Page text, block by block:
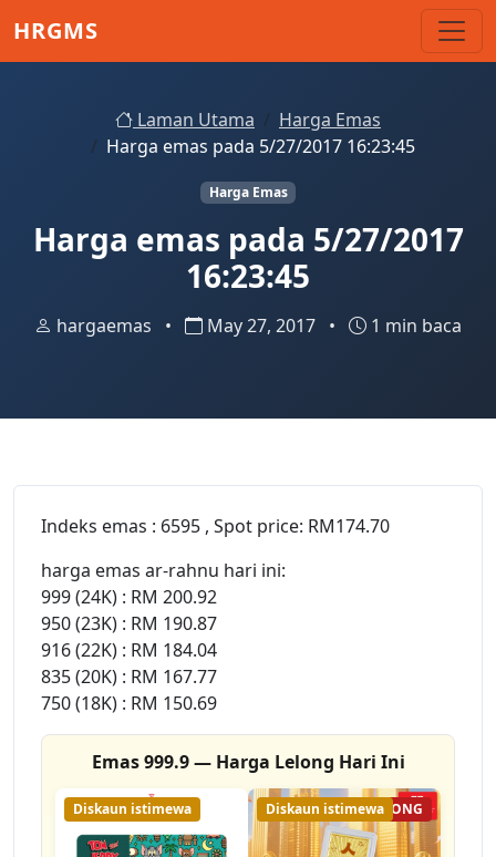
HRGMS
Laman Utama
Harga Emas
Harga emas pada 5/27/2017 16:23:45
Harga Emas
Harga emas pada 5/27/2017
16:23:45
hargaemas • May 27, 2017 • 1 min baca
Indeks emas : 6595 , Spot price: RM174.70
harga emas ar-rahnu hari ini:
999 (24K) : RM 200.92
950 (23K) : RM 190.87
916 (22K) : RM 184.04
835 (20K) : RM 167.77
750 (18K) : RM 150.69
Emas 999.9 — Harga Lelong Hari Ini
Diskaun istimewa 31% LELONG
Diskaun istimewa